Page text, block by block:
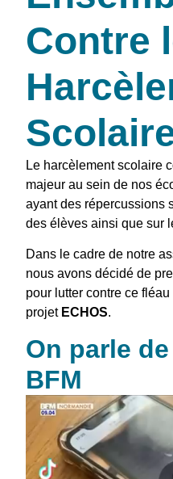
Contre
Le harcèlement scolaire
majeur au sein de nos
ayant des répercussions
des élèves ainsi que sur
Dans le cadre de notre
nous avons décidé de
pour lutter contre ce
projet ECHOS.
On parle
BFM